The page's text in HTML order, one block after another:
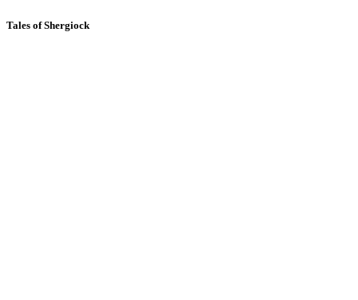
Tales of Shergiock